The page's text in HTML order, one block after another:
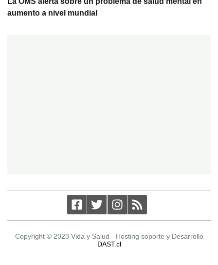
aumento a nivel mundial
Copyright © 2023 Vida y Salud - Hosting soporte y Desarrollo
DAST.cl